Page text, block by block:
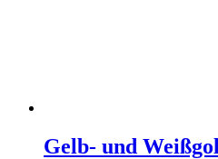
Gelb- und